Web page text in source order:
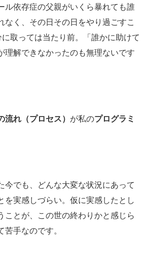
ル依存症の父親がいくら暴れても誰
なく、その日その日をやり過ごすこ
に取っては当たり前。「誰かに助けて
理解できなかったのも無理ないです
流れ（プロセス） が私のプログラミ
今でも、どんな大変な状況にあって
を実感しづらい。仮に実感したとし
ことが、この世の終わりかと感じら
苦手なのです。